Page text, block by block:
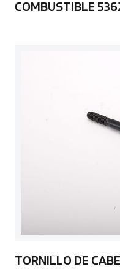
COMBUSTIBLE
TORNILLO DE